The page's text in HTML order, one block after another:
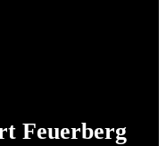
Feuerberg